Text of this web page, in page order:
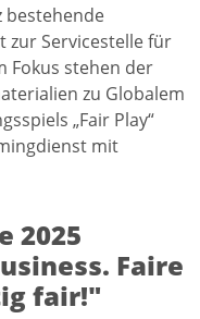
bestehende
zur Servicestelle für
Fokus stehen der
zu Globalem
„Fair Play“
mit
2025
Faire
fair!"